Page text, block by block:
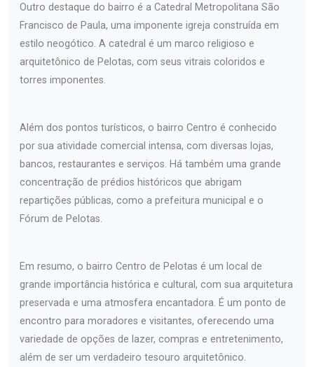
Outro destaque do bairro é a Catedral Metropolitana São
Francisco de Paula, uma imponente igreja construída em
estilo neogótico. A catedral é um marco religioso e
arquitetônico de Pelotas, com seus vitrais coloridos e
torres imponentes.
Além dos pontos turísticos, o bairro Centro é conhecido
por sua atividade comercial intensa, com diversas lojas,
bancos, restaurantes e serviços. Há também uma grande
concentração de prédios históricos que abrigam
repartições públicas, como a prefeitura municipal e o
Fórum de Pelotas.
Em resumo, o bairro Centro de Pelotas é um local de
grande importância histórica e cultural, com sua arquitetura
preservada e uma atmosfera encantadora. É um ponto de
encontro para moradores e visitantes, oferecendo uma
variedade de opções de lazer, compras e entretenimento,
além de ser um verdadeiro tesouro arquitetônico.